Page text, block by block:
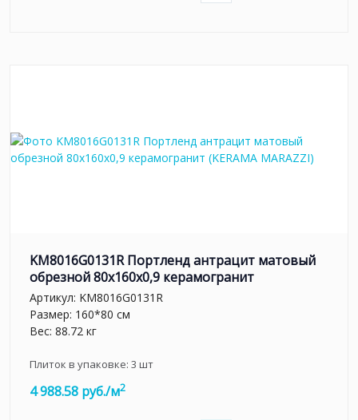
KM8016G0131R Портленд антрацит матовый
обрезной 80x160x0,9 керамогранит
Артикул: KM8016G0131R
Размер: 160*80 см
Вес: 88.72 кг
Плиток в упаковке: 3 шт
4 988.58 руб./м2